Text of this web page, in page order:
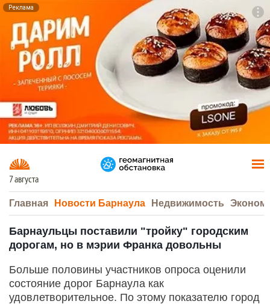
Реклама
7 августа
Главная Новости Барнаула Недвижимость
Барнаульцы поставили "тройку" городским
дорогам, но в мэрии Франка довольны
Больше половины участников опроса оценили
состояние дорог Барнаула как
удовлетворительное. По этому показателю город